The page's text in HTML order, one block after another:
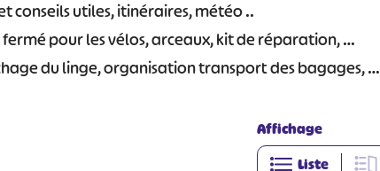
conseils utiles, itinéraires, météo ..
pour les vélos, arceaux, kit de réparation, …
du linge, organisation transport des bagages, …
Affichage
Liste